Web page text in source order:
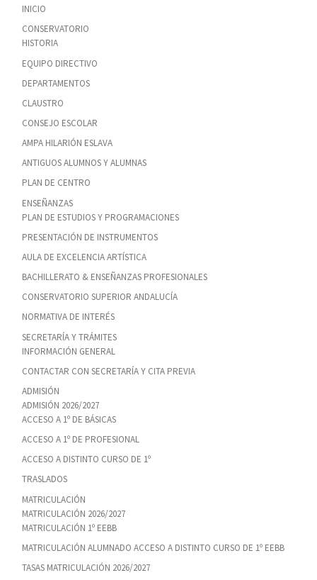
INICIO
CONSERVATORIO
HISTORIA
EQUIPO DIRECTIVO
DEPARTAMENTOS
CLAUSTRO
CONSEJO ESCOLAR
AMPA HILARIÓN ESLAVA
ANTIGUOS ALUMNOS Y ALUMNAS
PLAN DE CENTRO
ENSEÑANZAS
PLAN DE ESTUDIOS Y PROGRAMACIONES
PRESENTACIÓN DE INSTRUMENTOS
AULA DE EXCELENCIA ARTÍSTICA
BACHILLERATO & ENSEÑANZAS PROFESIONALES
CONSERVATORIO SUPERIOR ANDALUCÍA
NORMATIVA DE INTERÉS
SECRETARÍA Y TRÁMITES
INFORMACIÓN GENERAL
CONTACTAR CON SECRETARÍA Y CITA PREVIA
ADMISIÓN
ADMISIÓN 2026/2027
ACCESO A 1º DE BÁSICAS
ACCESO A 1º DE PROFESIONAL
ACCESO A DISTINTO CURSO DE 1º
TRASLADOS
MATRICULACIÓN
MATRICULACIÓN 2026/2027
MATRICULACIÓN 1º EEBB
MATRICULACIÓN ALUMNADO ACCESO A DISTINTO CURSO DE 1º EEBB
TASAS MATRICULACIÓN 2026/2027